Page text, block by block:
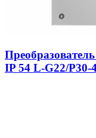
IP 54 L-G22/P30-